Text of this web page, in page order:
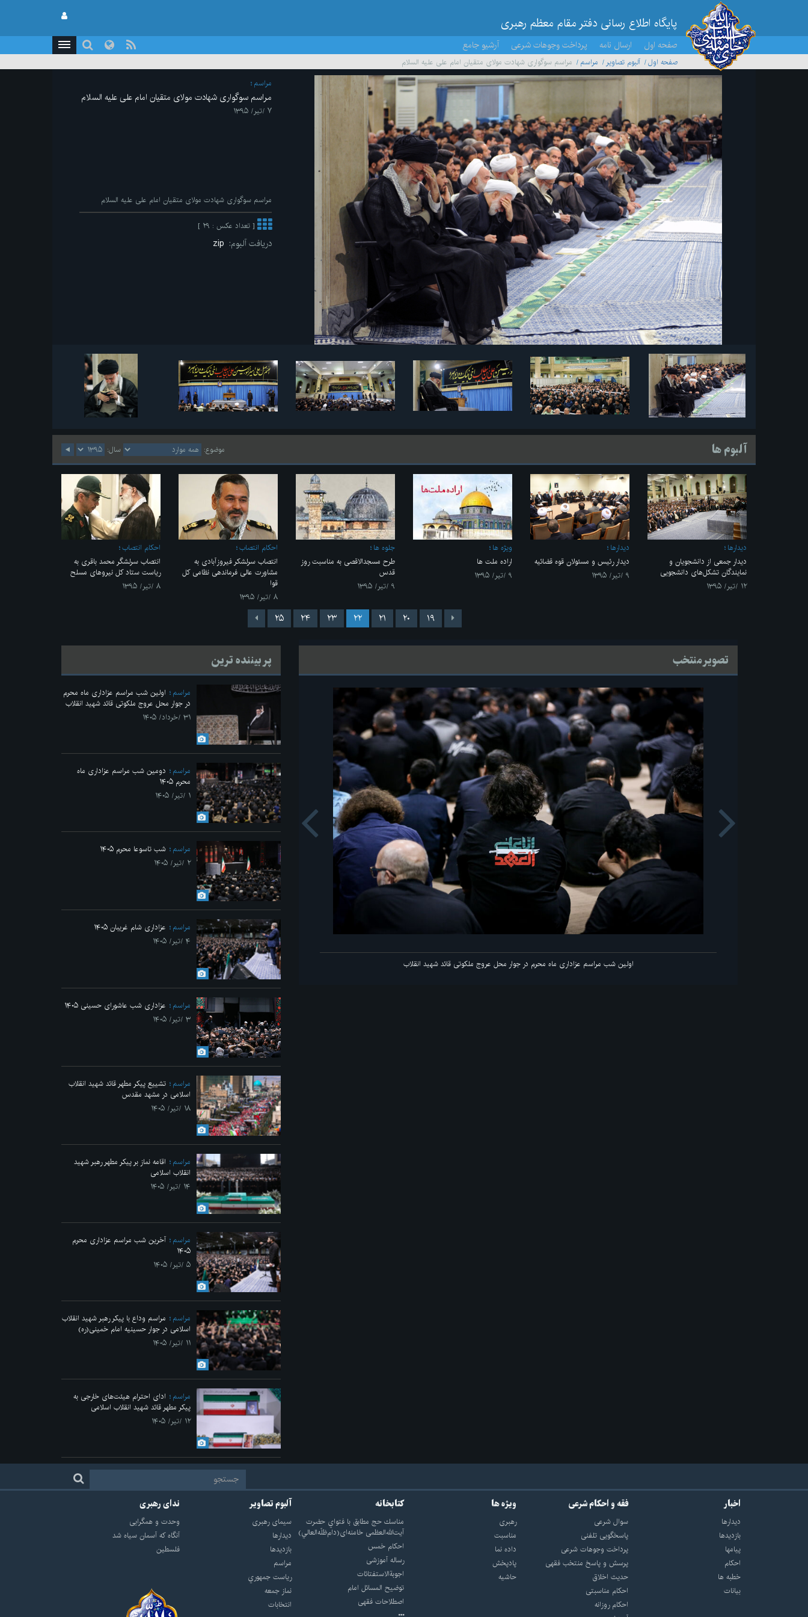
پایگاه اطلاع رسانی دفتر مقام معظم رهبری
صفحه اول ارسال نامه پرداخت وجوهات شرعی آرشیو جامع
صفحه اول آلبوم تصاویر مراسم
مراسم سوگواری شهادت مولای متقیان امام علی علیه السلام
مراسم
مراسم سوگواری شهادت مولای متقیان امام علی علیه السلام
۷ /تیر/ ۱۳۹۵
مراسم سوگواری شهادت مولای متقیان امام علی علیه السلام
[ تعداد عکس : ۲۹ ]
دریافت آلبوم:
آلبوم ها موضوع: سال:
ديدارها
دیدار جمعی از دانشجویان و
نمایندگان تشکل‌های دانشجویی
۱۲ /تیر/ ۱۳۹۵
ديدارها
دیدار رئیس و مسئولان قوه قضائیه
۹ /تیر/ ۱۳۹۵
ویژه ها
اراده ملت ها
۹ /تیر/ ۱۳۹۵
جلوه ها
طرح مسجدالاقصی به مناسبت روز
قدس
۹ /تیر/ ۱۳۹۵
احکام انتصاب
انتصاب سرلشکر فیروزآبادی به
مشاورت عالی فرماندهی نظامی کل
قوا
۸ /تیر/ ۱۳۹۵
احکام انتصاب
انتصاب سرلشگر محمد باقری به
ریاست ستاد کل نیروهای مسلح
۸ /تیر/ ۱۳۹۵
۱۹ ۲۰ ۲۱ ۲۲ ۲۳ ۲۴ ۲۵
تصویر منتخب
اولین شب مراسم عزاداری ماه محرم در جوار محل عروج ملکوتی قائد شهید انقلاب
Previous Next
پر بیننده ترین
مراسم
اولین شب مراسم عزاداری ماه محرم
در جوار محل عروج ملکوتی قائد شهید انقلاب
۳۱ /خرداد/ ۱۴۰۵
مراسم
دومین شب مراسم عزاداری ماه
محرم ۱۴۰۵
۱ /تیر/ ۱۴۰۵
مراسم
شب تاسوعا محرم ۱۴۰۵
۲ /تیر/ ۱۴۰۵
مراسم
عزاداری شام غریبان ۱۴۰۵
۴ /تیر/ ۱۴۰۵
مراسم
عزاداری شب عاشورای حسینی ۱۴۰۵
۳ /تیر/ ۱۴۰۵
مراسم
تشییع پیکر مطهر قائد شهید انقلاب
اسلامی در مشهد مقدس
۱۸ /تیر/ ۱۴۰۵
مراسم
اقامه نماز بر پیکر مطهر رهبر شهید
انقلاب اسلامی
۱۴ /تیر/ ۱۴۰۵
مراسم
آخرین شب مراسم عزاداری محرم
۱۴۰۵
۵ /تیر/ ۱۴۰۵
مراسم
مراسم وداع با پیکر رهبر شهید انقلاب
اسلامی در جوار حسینیه امام خمینی(ره)
۱۱ /تیر/ ۱۴۰۵
مراسم
ادای احترام هیئت‌های خارجی به
پیکر مطهر قائد شهید انقلاب اسلامی
۱۲ /تیر/ ۱۴۰۵
اخبار
دیدارها
بازديدها
پيامها
احكام
خطبه ها
بیانات
فقه و احکام شرعی
سوال شرعی
پاسخگویی تلفنی
پرداخت وجوهات شرعی
پرسش و پاسخ منتخب فقهی
حدیث اخلاق
احکام مناسبتی
احکام روزانه
ویژه ها
رهبری
مناسبت
داده نما
پادپخش
حاشیه
کتابخانه
مناسك حج مطابق با فتواي حضرت
آيت‌الله‌العظمى خامنه‌اى(دام‌ظلّه‌العالي)
احکام خمس
رساله آموزشی
اجوبة‌الاستفتائات
توضيح المسائل امام
اصطلاحات فقهى
آلبوم تصاویر
سيماى رهبرى
ديدارها
بازديدها
مراسم
رياست جمهوري
نماز جمعه
انتخابات
ندای رهبری
وحدت و همگرایی
آنگاه که آسمان سیاه شد
فلسطین